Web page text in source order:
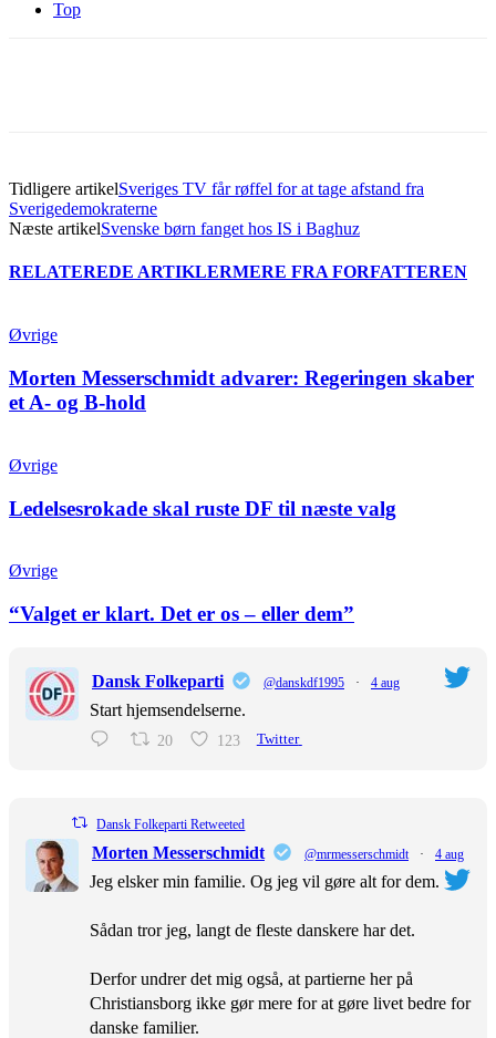
Top
Tidligere artikelSveriges TV får røffel for at tage afstand fra
Sverigedemokraterne
Næste artikelSvenske børn fanget hos IS i Baghuz
RELATEREDE ARTIKLERMERE FRA FORFATTEREN
Øvrige
Morten Messerschmidt advarer: Regeringen skaber
et A- og B-hold
Øvrige
Ledelsesrokade skal ruste DF til næste valg
Øvrige
“Valget er klart. Det er os – eller dem”
Dansk Folkeparti @danskdf1995 · 4 aug
Start hjemsendelserne.
20 123 Twitter
Dansk Folkeparti Retweeted
Morten Messerschmidt @mrmesserschmidt · 4 aug
Jeg elsker min familie. Og jeg vil gøre alt for dem.
Sådan tror jeg, langt de fleste danskere har det.
Derfor undrer det mig også, at partierne her på
Christiansborg ikke gør mere for at gøre livet bedre for
danske familier.